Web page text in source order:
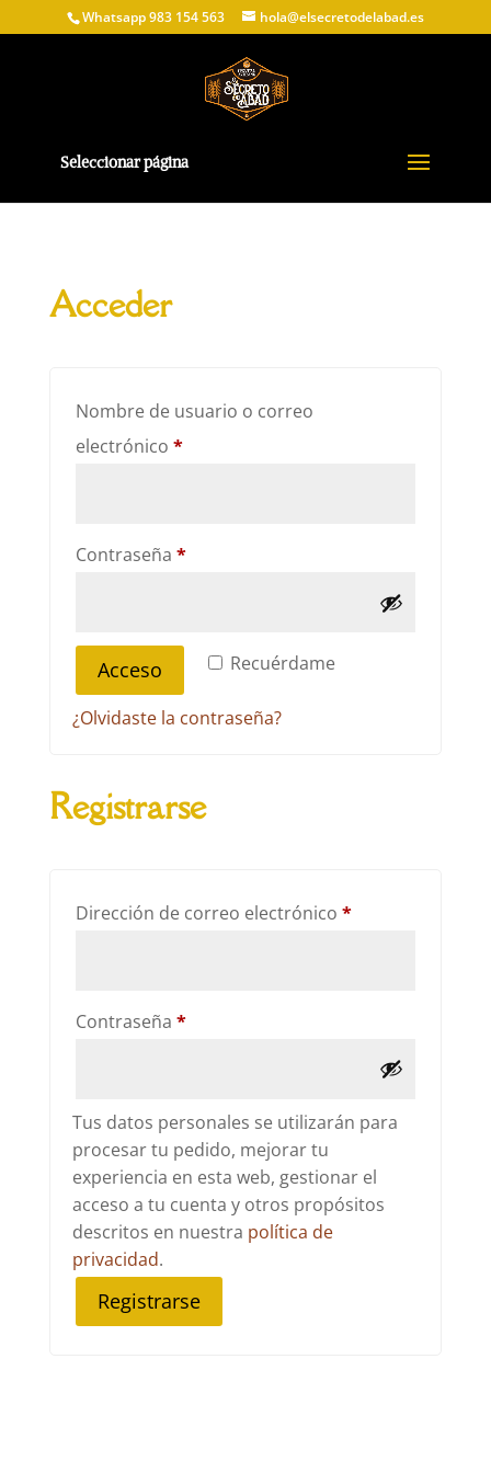
Whatsapp 983 154 563 hola@elsecretodelabad.es
Seleccionar página
Acceder
Nombre de usuario o correo
electrónico *Obligatorio
Contraseña *Obligatorio
Recuérdame
Acceso
¿Olvidaste la contraseña?
Registrarse
Dirección de correo electrónico *Obligatorio
Contraseña *Obligatorio
Tus datos personales se utilizarán para
procesar tu pedido, mejorar tu
experiencia en esta web, gestionar el
acceso a tu cuenta y otros propósitos
descritos en nuestra política de
privacidad.
Registrarse